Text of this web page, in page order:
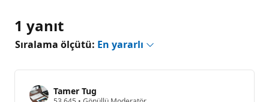
1 yanıt
Sıralama ölçütü: En yararlı
Tamer Tug